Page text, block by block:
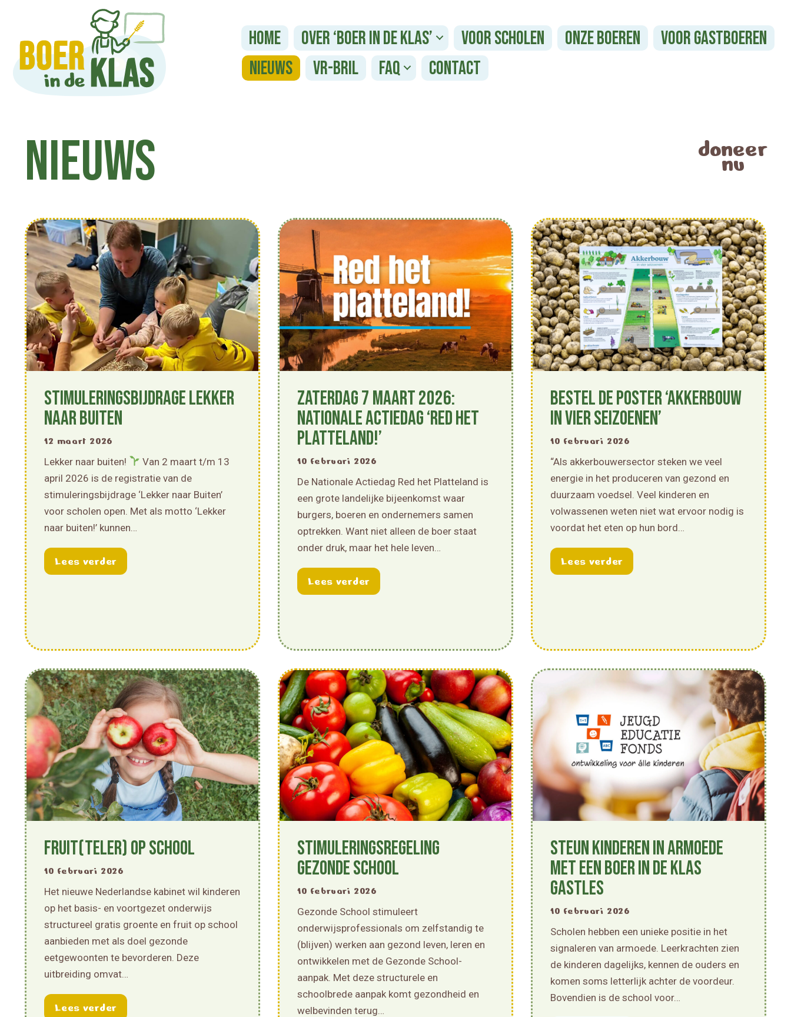
Home Over ‘Boer in de Klas’ Voor scholen Onze boeren
Voor gastboeren
Nieuws
VR-bril FAQ Contact
doneer
nu
Nieuws
Stimuleringsbijdrage Lekker
naar Buiten
12 maart 2026
Lekker naar buiten!
Van 2 maart t/m 13
april 2026 is de registratie van de
stimuleringsbijdrage ‘Lekker naar Buiten’
voor scholen open. Met als motto ‘Lekker
naar buiten!’ kunnen…
Lees verderabout Stimuleringsbijdrage Lekker naar Buiten
Zaterdag 7 maart 2026:
Nationale Actiedag ‘Red het
Platteland!’
10 februari 2026
De Nationale Actiedag Red het Platteland is
een grote landelijke bijeenkomst waar
burgers, boeren en ondernemers samen
optrekken. Want niet alleen de boer staat
onder druk, maar het hele leven…
Lees verderabout Zaterdag 7 maart 2026: Nationale Actiedag ‘Red het Platteland!’
Bestel de poster ‘Akkerbouw
in vier seizoenen’
10 februari 2026
“Als akkerbouwersector steken we veel
energie in het produceren van gezond en
duurzaam voedsel. Veel kinderen en
volwassenen weten niet wat ervoor nodig is
voordat het eten op hun bord…
Lees verderabout Bestel de poster
Fruit(teler) op school
10 februari 2026
Het nieuwe Nederlandse kabinet wil kinderen
op het basis- en voortgezet onderwijs
structureel gratis groente en fruit op school
aanbieden met als doel gezonde
eetgewoonten te bevorderen. Deze
uitbreiding omvat…
Lees verderabout Fruit(teler) op school
Stimuleringsregeling
Gezonde School
10 februari 2026
Gezonde School stimuleert
onderwijsprofessionals om zelfstandig te
(blijven) werken aan gezond leven, leren en
ontwikkelen met de Gezonde School-
aanpak. Met deze structurele en
schoolbrede aanpak komt gezondheid en
welbevinden terug…
Steun kinderen in armoede
met een Boer in de Klas
gastles
10 februari 2026
Scholen hebben een unieke positie in het
signaleren van armoede. Leerkrachten zien
de kinderen dagelijks, kennen de ouders en
komen soms letterlijk achter de voordeur.
Bovendien is de school voor…